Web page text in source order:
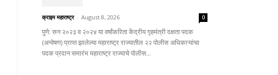
क्राइम महाराष्ट्र - August 8, 2026 0
​पुणे: सन २०२३ व २०२४ या वर्षांकरिता केंद्रीय गृहमंत्री दक्षता पदक
(अन्वेषण) प्राप्त झालेल्या महाराष्ट्र राज्यातील २२ पोलीस अधिकाऱ्यांचा
पदक प्रदान समारंभ महाराष्ट्र राज्याचे पोलीस...